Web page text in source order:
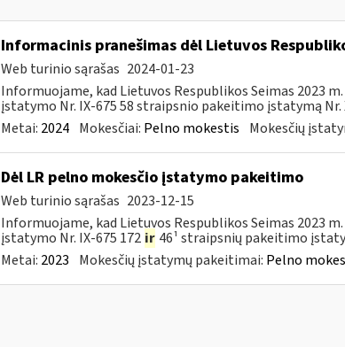
Informacinis pranešimas dėl Lietuvos
Web turinio sąrašas 2024-01-23
Informuojame, kad Lietuvos Respublikos Seimas 2023
įstatymo Nr. IX-675 58 straipsnio pakeitimo įstatymą Nr.
Metai: 2024 Mokesčiai: Pelno mokestis Mokesčių
Dėl LR pelno mokesčio įstatymo pakeitimo
Web turinio sąrašas 2023-12-15
Informuojame, kad Lietuvos Respublikos Seimas 2023
įstatymo Nr. IX-675 172 ir 46¹ straipsnių pakeitimo
Metai: 2023 Mokesčių įstatymų pakeitimai: Pelno